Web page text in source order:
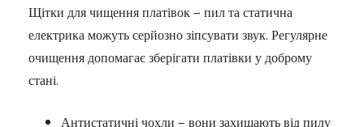
Щітки для чищення платівок — пил та статична
електрика можуть серйозно зіпсувати звук. Регулярне
очищення допомагає зберігати платівки у доброму
стані.